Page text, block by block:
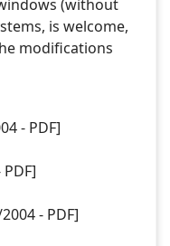
(without
is welcome,
modifications
- PDF]
- PDF]